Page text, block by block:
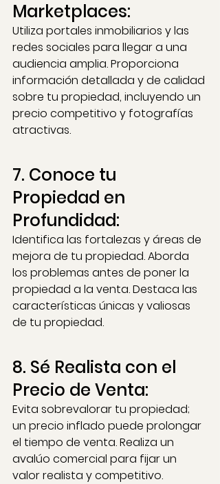
Marketplaces:
Utiliza portales inmobiliarios y las
redes sociales para llegar a una
audiencia amplia. Proporciona
información detallada y de calidad
sobre tu propiedad, incluyendo un
precio competitivo y fotografías
atractivas.
7. Conoce tu
Propiedad en
Profundidad:
Identifica las fortalezas y áreas de
mejora de tu propiedad. Aborda
los problemas antes de poner la
propiedad a la venta. Destaca las
características únicas y valiosas
de tu propiedad.
8. Sé Realista con el
Precio de Venta:
Evita sobrevalorar tu propiedad;
un precio inflado puede prolongar
el tiempo de venta. Realiza un
avalúo comercial para fijar un
valor realista y competitivo.